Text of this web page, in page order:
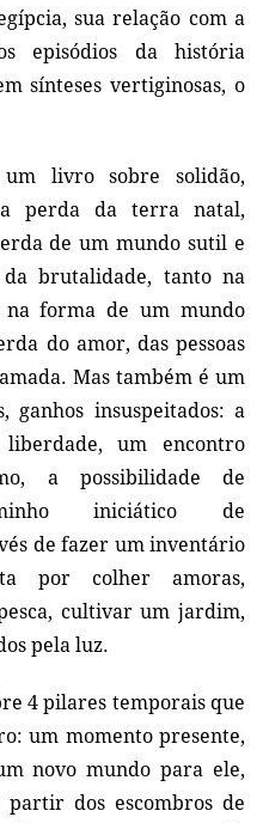
sua relação com a
episódios da história
sínteses vertiginosas, o
livro sobre solidão,
perda da terra natal,
de um mundo sutil e
brutalidade, tanto na
forma de um mundo
do amor, das pessoas
Mas também é um
ganhos insuspeitados: a
um encontro
a possibilidade de
iniciático de
de fazer um inventário
por colher amoras,
cultivar um jardim,
pela luz.
4 pilares temporais que
um momento presente,
novo mundo para ele,
dos escombros de